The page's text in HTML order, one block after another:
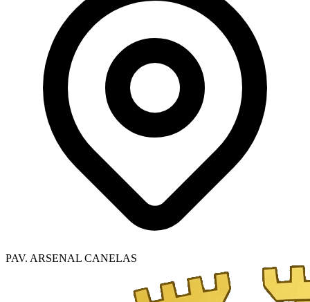
PAV. ARSENAL CANELAS